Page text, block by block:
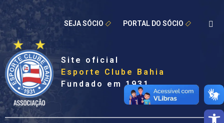
Barra
Site oficial
Esporte Clube Bahia
Fundado em 1931
SEJA SÓCIO PORTAL DO SÓCIO